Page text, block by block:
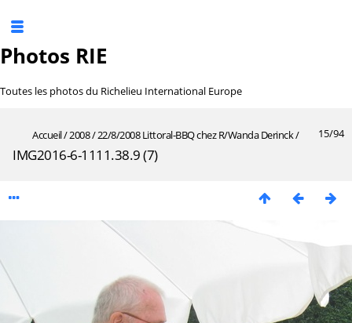
Photos RIE
Toutes les photos du Richelieu International Europe
15/94
Accueil/2008/22/8/2008 Littoral-BBQ chez R/Wanda Derinck/
IMG2016-6-1111.38.9 (7)